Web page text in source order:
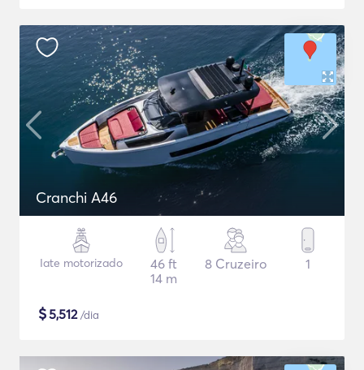
Cranchi A46
Iate motorizado
46 ft
14 m
8 Cruzeiro 1
$5,512/dia